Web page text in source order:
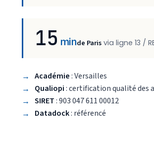
15 minde Paris via ligne 13 /
Académie: Versailles
Qualiopi: certification qualité des
SIRET: 903 047 611 00012
Datadock: référencé